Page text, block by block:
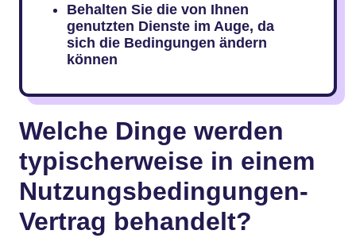
Behalten Sie die von Ihnen
genutzten Dienste im Auge, da
sich die Bedingungen ändern
können
Welche Dinge werden
typischerweise in einem
Nutzungsbedingungen-
Vertrag behandelt?